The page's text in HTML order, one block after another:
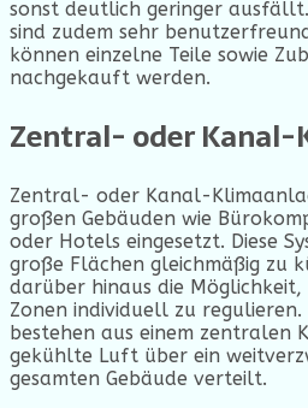
sonst deutlich geringer
sind zudem sehr
können einzelne Teile sowie
nachgekauft werden.
Zentral- oder Kanal-
Zentral- oder Kanal-
großen Gebäuden wie
oder Hotels eingesetzt. Diese
große Flächen gleichmäßig zu
darüber hinaus die
Zonen individuell zu
bestehen aus einem zentralen
gekühlte Luft über ein
gesamten Gebäude verteilt.